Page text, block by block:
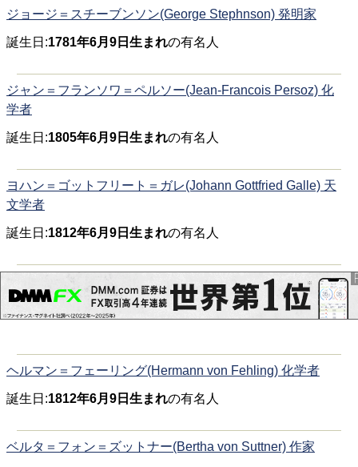
ジョージ＝スチーブンソン(George Stephnson) 発明家
誕生日:1781年6月9日生まれの有名人
ジャン＝フランソワ＝ペルソー(Jean-Francois Persoz) 化
学者
誕生日:1805年6月9日生まれの有名人
ヨハン＝ゴットフリート＝ガレ(Johann Gottfried Galle) 天
文学者
誕生日:1812年6月9日生まれの有名人
ヘルマン＝フェーリング(Hermann von Fehling) 化学者
誕生日:1812年6月9日生まれの有名人
ベルタ＝フォン＝ズットナー(Bertha von Suttner) 作家